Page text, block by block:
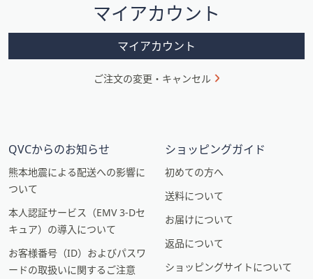
ン
マイアカウント
マイアカウント
ご注文の変更・キャンセル
QVCからのお知らせ
熊本地震による配送への影響に
ついて
本人認証サービス（EMV 3-Dセ
キュア）の導入について
お客様番号（ID）およびパスワ
ードの取扱いに関するご注意
ショッピングガイド
初めての方へ
送料について
お届けについて
返品について
ショッピングサイトについて